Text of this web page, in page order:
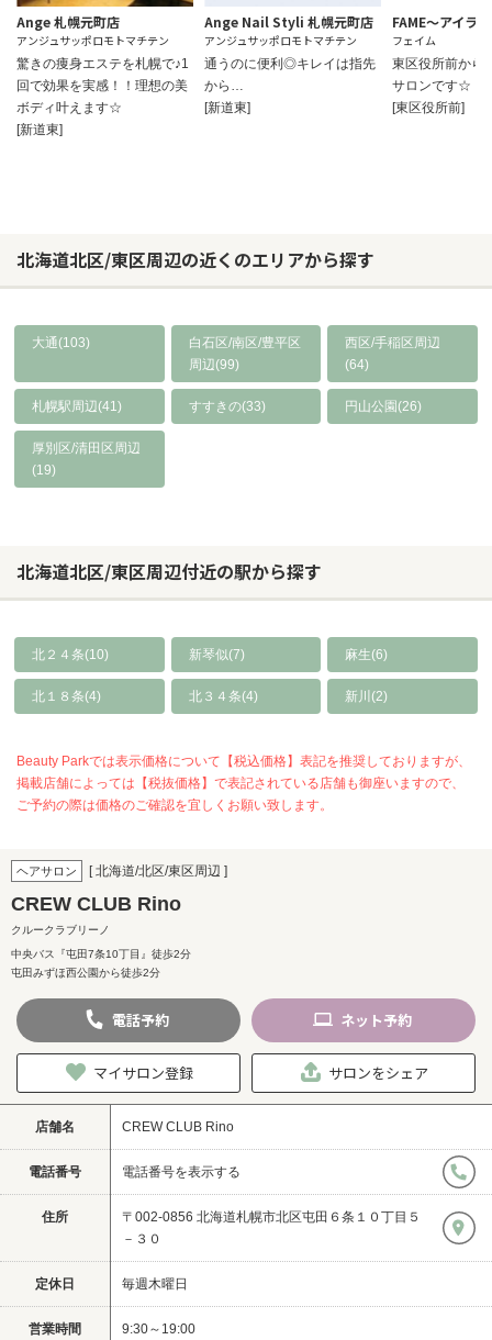
Ange 札幌元町店
アンジュサッポロモトマチテン
驚きの痩身エステを札幌で♪1
回で効果を実感！！理想の美
ボディ叶えます☆
[新道東]
Ange Nail Styli 札幌元町店
アンジュサッポロモトマチテン
通うのに便利◎キレイは指先
から…
[新道東]
FAME～アイラ
フェイム
東区役所前から
サロンです☆
[東区役所前]
北海道北区/東区周辺の近くのエリアから探す
大通(103)
白石区/南区/豊平区
周辺(99)
西区/手稲区周辺
(64)
札幌駅周辺(41) すすきの(33) 円山公園(26)
厚別区/清田区周辺
(19)
北海道北区/東区周辺付近の駅から探す
北２４条(10) 新琴似(7) 麻生(6)
北１８条(4) 北３４条(4) 新川(2)
Beauty Parkでは表示価格について【税込価格】表記を推奨しておりますが、
掲載店舗によっては【税抜価格】で表記されている店舗も御座いますので、
ご予約の際は価格のご確認を宜しくお願い致します。
ヘアサロン [ 北海道/北区/東区周辺 ]
CREW CLUB Rino
クルークラブリーノ
中央バス『屯田7条10丁目』徒歩2分
屯田みずほ西公園から徒歩2分
電話予約 ネット予約
マイサロン登録 サロンをシェア
店舗名 CREW CLUB Rino
電話番号 電話番号を表示する
住所
〒002-0856 北海道札幌市北区屯田６条１０丁目５
－３０
定休日 毎週木曜日
営業時間
9:30～19:00